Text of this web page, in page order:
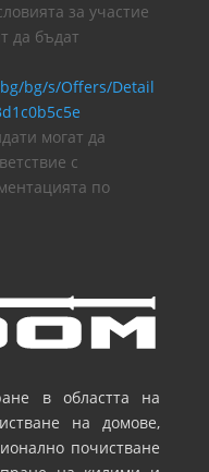
за участие
да бъдат
bg/s/Offers/Detail
могат да
с
по
в областта на
на домове,
почистване